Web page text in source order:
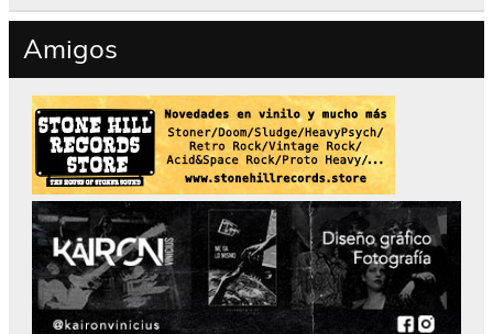
Amigos